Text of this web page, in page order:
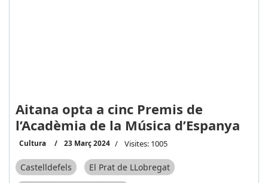
Aitana opta a cinc Premis de
l’Acadèmia de la Música d’Espanya
Cultura 23 Març 2024 Visites: 1005
Castelldefels
El Prat de LLobregat